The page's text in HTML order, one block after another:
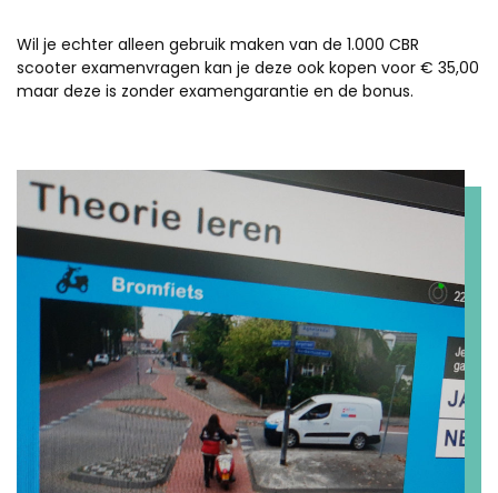
Wil je echter alleen gebruik maken van de 1.000 CBR
scooter examenvragen kan je deze ook kopen voor € 35,00
maar deze is zonder examengarantie en de bonus.